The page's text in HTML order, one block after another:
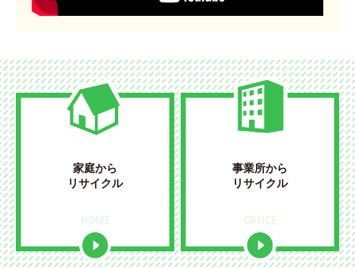
家庭から
リサイクル
事業所から
リサイクル